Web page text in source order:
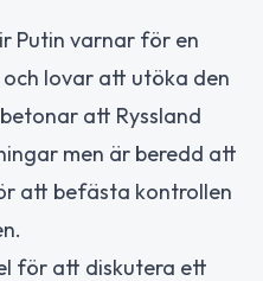
Putin varnar för en
lovar att utöka den
att Ryssland
men är beredd att
att befästa kontrollen
för att diskutera ett